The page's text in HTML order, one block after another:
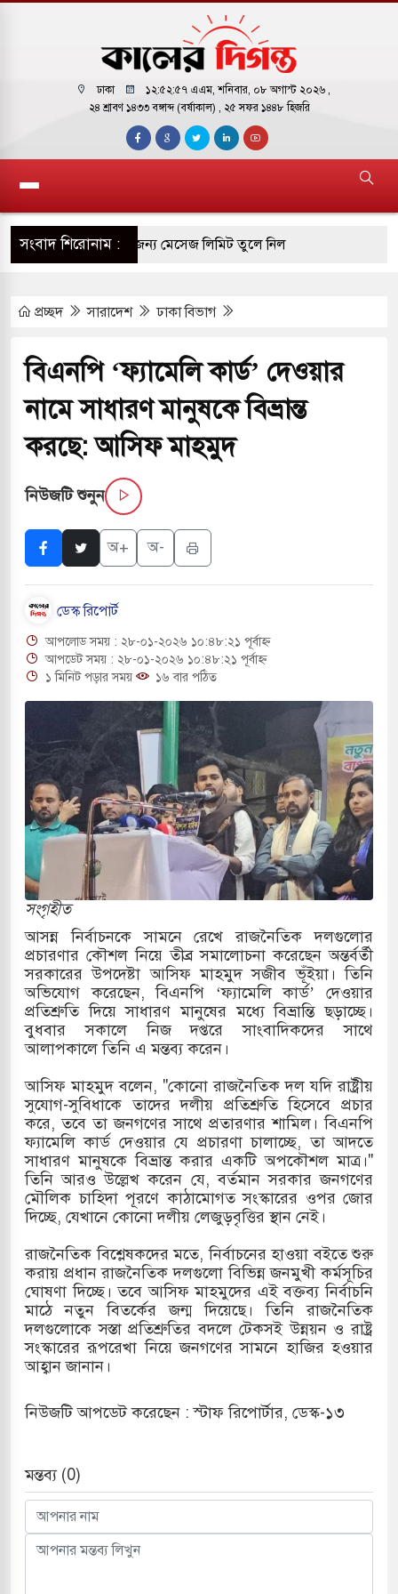
ঢাকা ১২:৫২:৫৮ এএম, শনিবার, ০৮ অগাস্ট ২০২৬ ,
২৪ শ্রাবণ ১৪৩৩ বঙ্গাব্দ (বর্ষাকাল) , ২৫ সফর ১৪৪৮ হিজরি
সংবাদ শিরোনাম :
ফ্রি ব্যবহারকারীদের জন্য মেসেজ লিমিট তুলে নিল
পাকিস্তানি হাইকমিশনারের বাসভবনে আগুন, আইসিইউতে
হয়ে আসছে ‘স্পেশাল রেসপন্স ব্যাটালিয়ন
৬ শ্রমিক নিহত, আহত ১৫
নিয়ন্ত্রণে দেড় হাজার মসজিদ থেকে মাইক
বন্দুকধারীর গুলিতে শিক্ষক নিহত, হামলাকারীর আত্মহত্যা
মধ্যপ্রাচ্যে ব্ল্যাকআউটের কঠোর হুঁশিয়ারি ইরানের
দক্ষিণ কোরিয়ার বন্দি ২৫ শতাংশ বেড়েছে
থাকুক বা না থাকুক, ইরানে একক সামরিক পদক্ষেপের
জুমার বয়ান ও নামাজ পড়াবেন দেওবন্দের
ছাড়লেন জনপ্রিয় ভারতীয় সাংবাদিক ময়ূখ রঞ্জন
অ্যারেস্ট আবেদন, বরগুনার এসআইয়ের বিরুদ্ধে
জাদুঘর নতুন বাংলাদেশের পথচলার কেন্দ্র হবে: ড.
বিভিন্ন খাতে সৌদির বিনিয়োগের আহবান প্রধানমন্ত্রীর
হামলায় ছাত্রদল ও ছাত্রলীগের আচরণ ইসরায়েলের
পথে ইসরায়েলীরা,হাতছাড়ার ঝুঁকিতে জরুরি
পাহাড়ি ঢলে ফুঁসে উঠেছে তিস্তা
মুক্তির দাবিতে পাকিস্তানজুড়ে পিটিআইয়ের আজ
প্রচ্ছদ সারাদেশ ঢাকা বিভাগ
বিএনপি ‘ফ্যামেলি কার্ড’ দেওয়ার
নামে সাধারণ মানুষকে বিভ্রান্ত
করছে: আসিফ মাহমুদ
নিউজটি শুনুন
অ+ অ-
ডেস্ক রিপোর্ট
আপলোড সময় : ২৮-০১-২০২৬ ১০:৪৮:২১ পূর্বাহ্ন
আপডেট সময় : ২৮-০১-২০২৬ ১০:৪৮:২১ পূর্বাহ্ন
১ মিনিট পড়ার সময়
১৬ বার পঠিত
সংগৃহীত
আসন্ন নির্বাচনকে সামনে রেখে রাজনৈতিক দলগুলোর
প্রচারণার কৌশল নিয়ে তীব্র সমালোচনা করেছেন অন্তর্বর্তী
সরকারের উপদেষ্টা আসিফ মাহমুদ সজীব ভূঁইয়া। তিনি
অভিযোগ করেছেন, বিএনপি ‘ফ্যামেলি কার্ড’ দেওয়ার
প্রতিশ্রুতি দিয়ে সাধারণ মানুষের মধ্যে বিভ্রান্তি ছড়াচ্ছে।
বুধবার সকালে নিজ দপ্তরে সাংবাদিকদের সাথে
আলাপকালে তিনি এ মন্তব্য করেন।
আসিফ মাহমুদ বলেন, "কোনো রাজনৈতিক দল যদি রাষ্ট্রীয়
সুযোগ-সুবিধাকে তাদের দলীয় প্রতিশ্রুতি হিসেবে প্রচার
করে, তবে তা জনগণের সাথে প্রতারণার শামিল। বিএনপি
ফ্যামেলি কার্ড দেওয়ার যে প্রচারণা চালাচ্ছে, তা আদতে
সাধারণ মানুষকে বিভ্রান্ত করার একটি অপকৌশল মাত্র।"
তিনি আরও উল্লেখ করেন যে, বর্তমান সরকার জনগণের
মৌলিক চাহিদা পূরণে কাঠামোগত সংস্কারের ওপর জোর
দিচ্ছে, যেখানে কোনো দলীয় লেজুড়বৃত্তির স্থান নেই।
রাজনৈতিক বিশ্লেষকদের মতে, নির্বাচনের হাওয়া বইতে শুরু
করায় প্রধান রাজনৈতিক দলগুলো বিভিন্ন জনমুখী কর্মসূচির
ঘোষণা দিচ্ছে। তবে আসিফ মাহমুদের এই বক্তব্য নির্বাচনি
মাঠে নতুন বিতর্কের জন্ম দিয়েছে। তিনি রাজনৈতিক
দলগুলোকে সস্তা প্রতিশ্রুতির বদলে টেকসই উন্নয়ন ও রাষ্ট্র
সংস্কারের রূপরেখা নিয়ে জনগণের সামনে হাজির হওয়ার
আহ্বান জানান।
নিউজটি আপডেট করেছেন : স্টাফ রিপোর্টার, ডেস্ক-১৩
মন্তব্য (0)